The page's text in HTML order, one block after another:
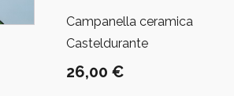
Campanella ceramica
Casteldurante
26,00 €